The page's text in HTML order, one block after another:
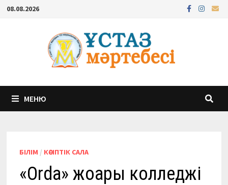
Перейти
содержимому
08.08.2026
МЕНЮ
БІЛІМ / КӘСІПТІК САЛА
«Orda» жоғары колледжі